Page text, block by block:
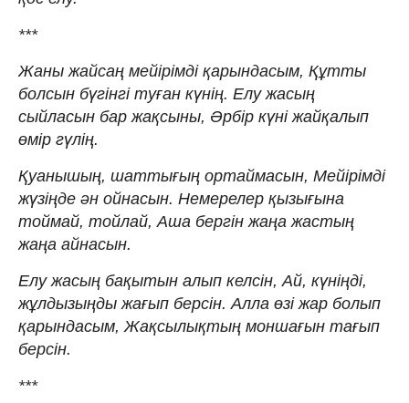
***
Жаны жайсаң мейірімді қарындасым, Құтты
болсын бүгінгі туған күнің. Елу жасың
сыйласын бар жақсыны, Әрбір күні жайқалып
өмір гүлің.
Қуанышың, шаттығың ортаймасын, Мейірімді
жүзіңде ән ойнасын. Немерелер қызығына
тоймай, тойлай, Аша бергін жаңа жастың
жаңа айнасын.
Елу жасың бақытын алып келсін, Ай, күніңді,
жұлдызыңды жағып берсін. Алла өзі жар болып
қарындасым, Жақсылықтың моншағын тағып
берсін.
***